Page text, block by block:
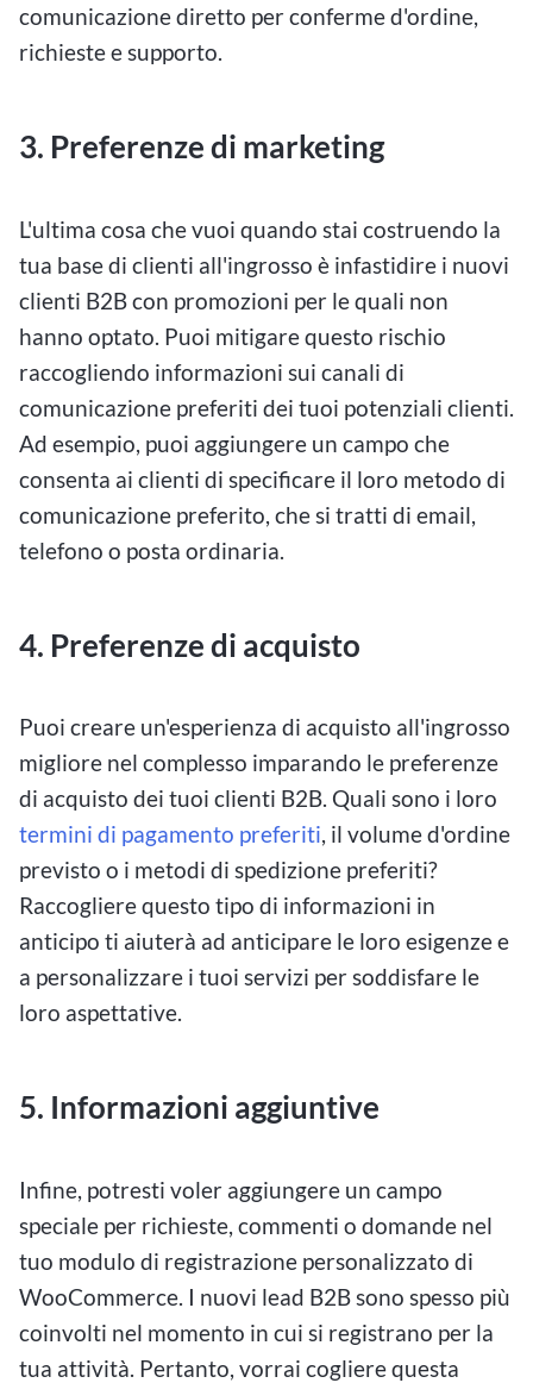
comunicazione diretto per conferme d'ordine,
richieste e supporto.
3. Preferenze di marketing
L'ultima cosa che vuoi quando stai costruendo la
tua base di clienti all'ingrosso è infastidire i nuovi
clienti B2B con promozioni per le quali non
hanno optato. Puoi mitigare questo rischio
raccogliendo informazioni sui canali di
comunicazione preferiti dei tuoi potenziali clienti.
Ad esempio, puoi aggiungere un campo che
consenta ai clienti di specificare il loro metodo di
comunicazione preferito, che si tratti di email,
telefono o posta ordinaria.
4. Preferenze di acquisto
Puoi creare un'esperienza di acquisto all'ingrosso
migliore nel complesso imparando le preferenze
di acquisto dei tuoi clienti B2B. Quali sono i loro
termini di pagamento preferiti, il volume d'ordine
previsto o i metodi di spedizione preferiti?
Raccogliere questo tipo di informazioni in
anticipo ti aiuterà ad anticipare le loro esigenze e
a personalizzare i tuoi servizi per soddisfare le
loro aspettative.
5. Informazioni aggiuntive
Infine, potresti voler aggiungere un campo
speciale per richieste, commenti o domande nel
tuo modulo di registrazione personalizzato di
WooCommerce. I nuovi lead B2B sono spesso più
coinvolti nel momento in cui si registrano per la
tua attività. Pertanto, vorrai cogliere questa